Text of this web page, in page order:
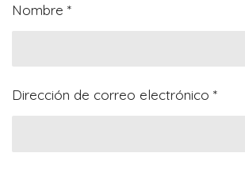
t
t
Nombre *
Dirección de correo electrónico *